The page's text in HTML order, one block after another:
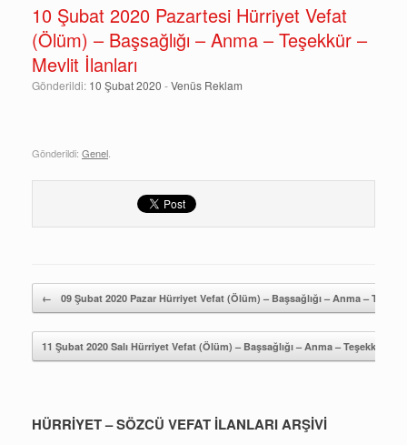
10 Şubat 2020 Pazartesi Hürriyet Vefat
(Ölüm) – Başsağlığı – Anma – Teşekkür –
Mevlit İlanları
Gönderildi: 10 Şubat 2020 -Venüs Reklam
Gönderildi: Genel
Yazı gezintisi
← 09 Şubat 2020 Pazar Hürriyet Vefat (Ölüm) – Başsağlığı – Anma –
11 Şubat 2020 Salı Hürriyet Vefat (Ölüm) – Başsağlığı – Anma – Teşekkür –
HÜRRİYET – SÖZCÜ VEFAT İLANLARI ARŞİVİ